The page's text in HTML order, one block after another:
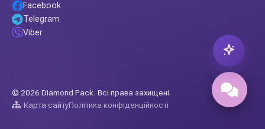
Facebook
Telegram
Viber
© 2026 Diamond Pack. Всі права захищені.
Карта сайтуПолітика конфіденційності